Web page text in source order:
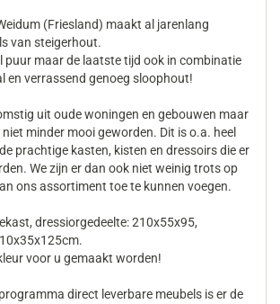
(Friesland) maakt al jarenlang
van steigerhout.
puur maar de laatste tijd ook in combinatie
en verrassend genoeg sloophout!
uit oude woningen en gebouwen maar
minder mooi geworden. Dit is o.a. heel
prachtige kasten, kisten en dressoirs die er
We zijn er dan ook niet weinig trots op
ons assortiment toe te kunnen voegen.
dressiorgedeelte: 210x55x95,
voor u gemaakt worden!
direct leverbare meubels is er de